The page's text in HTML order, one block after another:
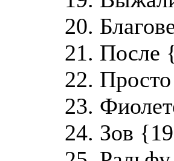
20.
21. После
22.
23.
24. Зов